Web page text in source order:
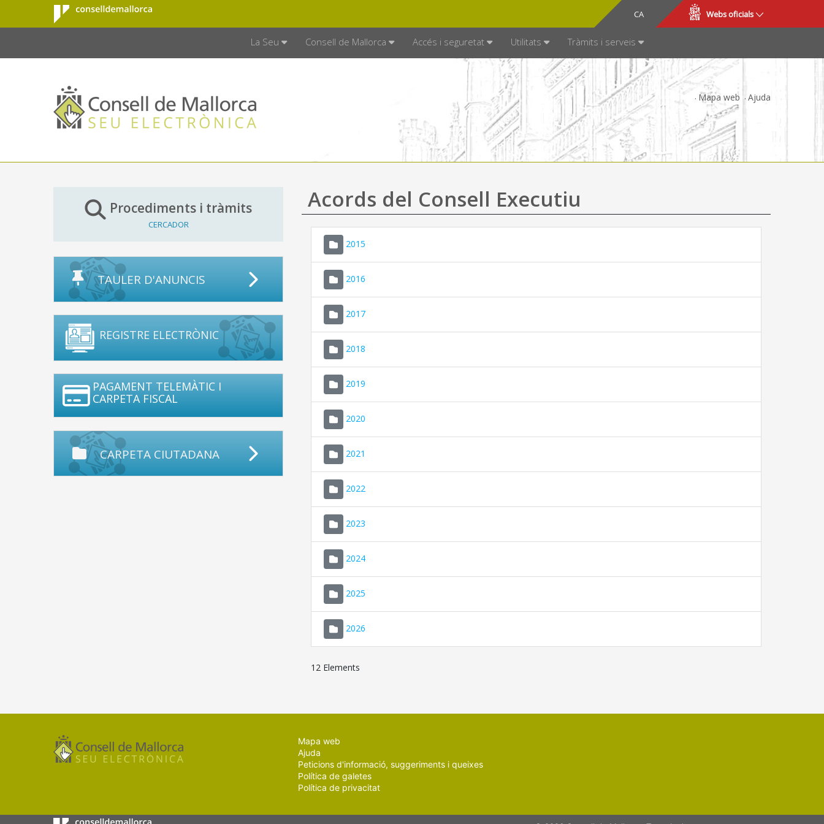
Salta al contingut principal
Consell de
Mallorca
CA
ES Webs oficials
La Seu Consell de Mallorca Accés i seguretat Utilitats Tràmits i serveis
Mapa web Ajuda
Procediments i tràmits
CERCADOR
TAULER D'ANUNCIS
REGISTRE ELECTRÒNIC
PAGAMENT TELEMÀTIC I
CARPETA FISCAL
CARPETA CIUTADANA
Acords del Consell Executiu
2015
2016
2017
2018
2019
2020
2021
2022
2023
2024
2025
2026
12 Elements
Mapa web
Ajuda
Peticions d'informació, suggeriments i queixes
Política de galetes
Política de privacitat